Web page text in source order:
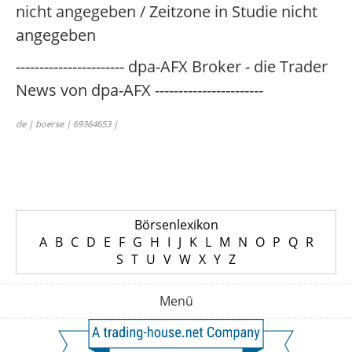
nicht angegeben / Zeitzone in Studie nicht
angegeben
----------------------- dpa-AFX Broker - die Trader
News von dpa-AFX -----------------------
de | boerse | 69364653 |
Börsenlexikon
A B C D E F G H I J K L M N O P Q R
S T U V W X Y Z
Menü